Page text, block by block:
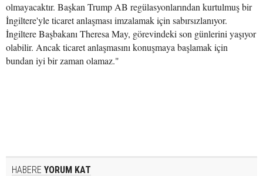
olmayacaktır. Başkan Trump AB regülasyonlarından kurtulmuş bir
İngiltere'yle ticaret anlaşması imzalamak için sabırsızlanıyor.
İngiltere Başbakanı Theresa May, görevindeki son günlerini yaşıyor
olabilir. Ancak ticaret anlaşmasını konuşmaya başlamak için
bundan iyi bir zaman olamaz."
HABERE YORUM KAT